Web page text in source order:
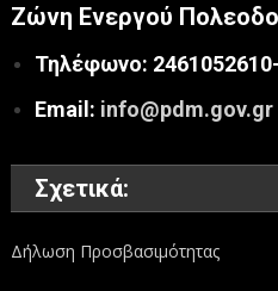
Ζώνη Ενεργού
Τηλέφωνο:
Email: info@pdm.gov.gr
Σχετικά:
Δήλωση Προσβασιμότητας